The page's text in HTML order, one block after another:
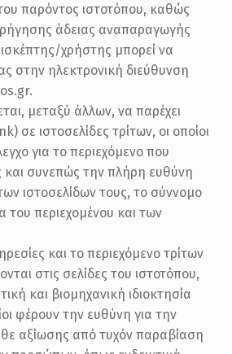
παρόντος ιστοτόπου, καθώς
άδειας αναπαραγωγής
χρήστης μπορεί να
στην ηλεκτρονική διεύθυνση
μεταξύ άλλων, να παρέχει
σε ιστοσελίδες τρίτων, οι οποίοι
για το περιεχόμενο που
και συνεπώς την πλήρη ευθύνη
ιστοσελίδων τους, το σύννομο
του περιεχομένου και των
και το περιεχόμενο τρίτων
στις σελίδες του ιστοτόπου,
και βιομηχανική ιδιοκτησία
φέρουν την ευθύνη για την
αξίωσης από τυχόν παραβίαση